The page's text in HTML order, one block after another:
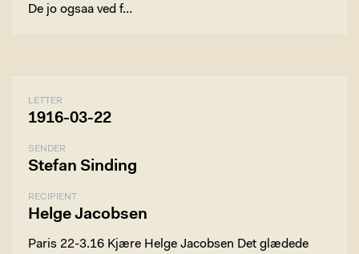
De jo ogsaa ved f…
LETTER
1916-03-22
SENDER
Stefan Sinding
RECIPIENT
Helge Jacobsen
Paris 22-3.16 Kjære Helge Jacobsen Det glædede